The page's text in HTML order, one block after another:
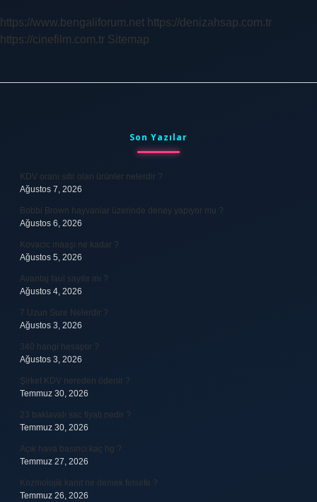
Mı
https://www.bengaliforum.net https://denizahsap.com.tr
https://cinefilm.com.tr Sitemap
Son Yazılar
KDV oranı sıfır olan ürünler nelerdir ?
Ağustos 7, 2026
Bobbi Brown hayvanlar üzerinde deney yapıyor mu ?
Ağustos 6, 2026
Kovacic maaşı ne kadar ?
Ağustos 5, 2026
Avantaj faul sayılır mı ?
Ağustos 4, 2026
7 Uzun Sure Nelerdir ?
Ağustos 3, 2026
340 hangi hesaptır ?
Ağustos 3, 2026
Şirket KDV nereden ödenir ?
Temmuz 30, 2026
23 baklavalı sac fiyatı nedir ?
Temmuz 30, 2026
Açık hava basıncı kaç hg ?
Temmuz 27, 2026
Kozmolojik kanıt ne demek felsefe ?
Temmuz 26, 2026